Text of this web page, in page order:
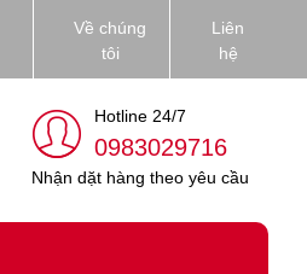
Về chúng
tôi
Liên
hệ
Hotline 24/7
0983029716
Nhận dặt hàng theo yêu cầu